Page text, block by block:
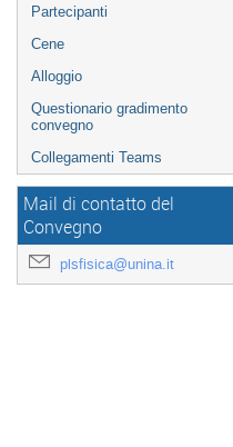
Partecipanti
Cene
Alloggio
Questionario gradimento
convegno
Collegamenti Teams
Mail di contatto del
Convegno
plsfisica@unina.it